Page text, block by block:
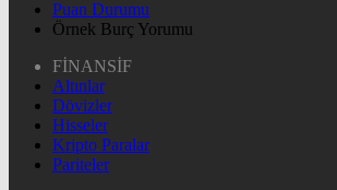
Puan Durumu
Örnek Burç Yorumu
FİNANSİF
Altınlar
Dövizler
Hisseler
Kripto Paralar
Pariteler